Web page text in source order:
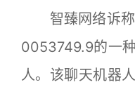
智臻网络诉称
0053749.9的一
人。该聊天机器